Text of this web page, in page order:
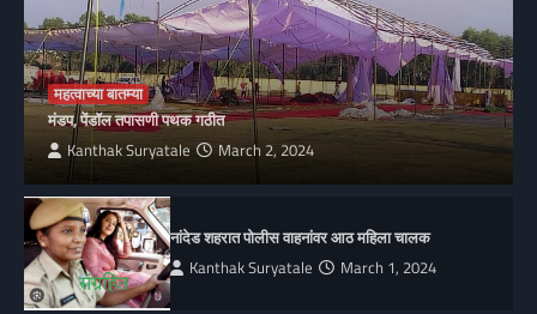
महत्वाच्या बातम्या
मंडप, पेंडॉल तपासणी पथक गठीत
Kanthak Suryatale March 2, 2024
नांदेड शहरात पोलीस वाहनांवर आठ महिला चालक
Kanthak Suryatale March 1, 2024